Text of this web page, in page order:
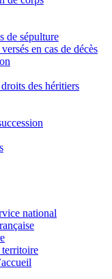
de sépulture
en cas de décès
des héritiers
national